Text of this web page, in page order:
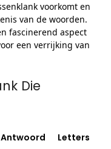
voorkomt en
van de woorden.
fascinerend aspect
een verrijking van
Die
Antwoord Letters